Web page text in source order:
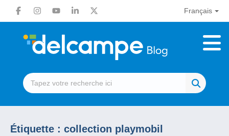
Français
Étiquette : collection playmobil